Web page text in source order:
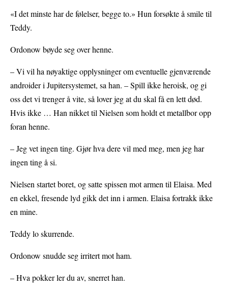
«I det minste har de følelser, begge to.» Hun forsøkte å smile til
Teddy.
Ordonow bøyde seg over henne.
– Vi vil ha nøyaktige opplysninger om eventuelle gjenværende
androider i Jupitersystemet, sa han. – Spill ikke heroisk, og gi
oss det vi trenger å vite, så lover jeg at du skal få en lett død.
Hvis ikke … Han nikket til Nielsen som holdt et metallbor opp
foran henne.
– Jeg vet ingen ting. Gjør hva dere vil med meg, men jeg har
ingen ting å si.
Nielsen startet boret, og satte spissen mot armen til Elaisa. Med
en ekkel, fresende lyd gikk det inn i armen. Elaisa fortrakk ikke
en mine.
Teddy lo skurrende.
Ordonow snudde seg irritert mot ham.
– Hva pokker ler du av, snerret han.